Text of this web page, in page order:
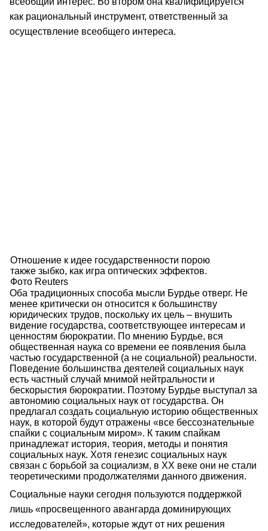
как рациональный инструмент, ответственный за
осуществление всеобщего интереса.
Отношение к идее государственности порою
также зыбко, как игра оптических эффектов.
Фото Reuters
Оба традиционных способа мысли Бурдье отверг. Не
менее критически он относится к большинству
юридических трудов, поскольку их цель – внушить
видение государства, соответствующее интересам и
ценностям бюрократии. По мнению Бурдье, вся
общественная наука со времени ее появления была
частью государственной (а не социальной) реальности.
Поведение большинства деятелей социальных наук
есть частный случай мнимой нейтральности и
бескорыстия бюрократии. Поэтому Бурдье выступал за
автономию социальных наук от государства. Он
предлагал создать социальную историю общественных
наук, в которой будут отражены «все бессознательные
спайки с социальным миром». К таким спайкам
принадлежат история, теория, методы и понятия
социальных наук. Хотя генезис социальных наук
связан с борьбой за социализм, в ХХ веке они не стали
теоретическими продолжателями данного движения.
Социальные науки сегодня пользуются поддержкой
лишь «просвещенного авангарда доминирующих
исследователей», которые ждут от них решения